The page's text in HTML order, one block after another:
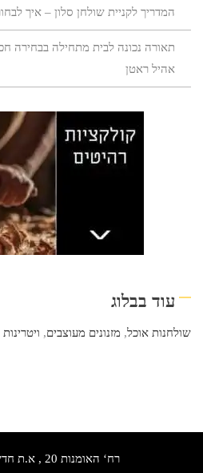
המדריך לקניית שולחן סלון – איך
תאורה נכונה לבית מתחילה בבחירה
אהיל ראטן
עוד בבלוג
שולחנות אוכל, מזנונים מעוצבים,
רח‘ האומנות 20 , א.ת חדש נתניה, טלפון: